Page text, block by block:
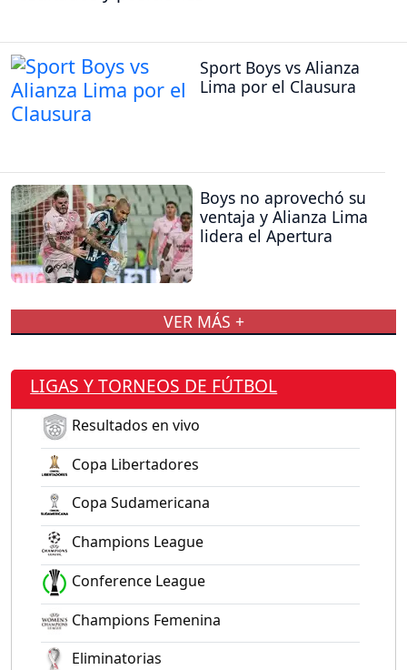
Sport Boys vs Alianza
Lima por el Clausura
Boys no aprovechó su
ventaja y Alianza Lima
lidera el Apertura
VER MÁS +
LIGAS Y TORNEOS DE FÚTBOL
Resultados en vivo
Copa Libertadores
Copa Sudamericana
Champions League
Conference League
Champions Femenina
Eliminatorias